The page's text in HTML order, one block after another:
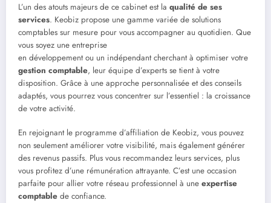
L’un des atouts majeurs de ce cabinet est la qualité de ses
services. Keobiz propose une gamme variée de solutions
comptables sur mesure pour vous accompagner au quotidien. Que
vous soyez une entreprise
en développement ou un indépendant cherchant à optimiser votre
gestion comptable, leur équipe d’experts se tient à votre
disposition. Grâce à une approche personnalisée et des conseils
adaptés, vous pourrez vous concentrer sur l’essentiel : la croissance
de votre activité.
En rejoignant le programme d’affiliation de Keobiz, vous pouvez
non seulement améliorer votre visibilité, mais également générer
des revenus passifs. Plus vous recommandez leurs services, plus
vous profitez d’une rémunération attrayante. C’est une occasion
parfaite pour allier votre réseau professionnel à une expertise
comptable de confiance.